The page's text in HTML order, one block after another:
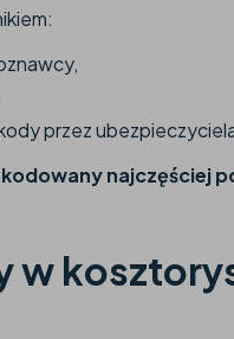
przez
najczęściej
w